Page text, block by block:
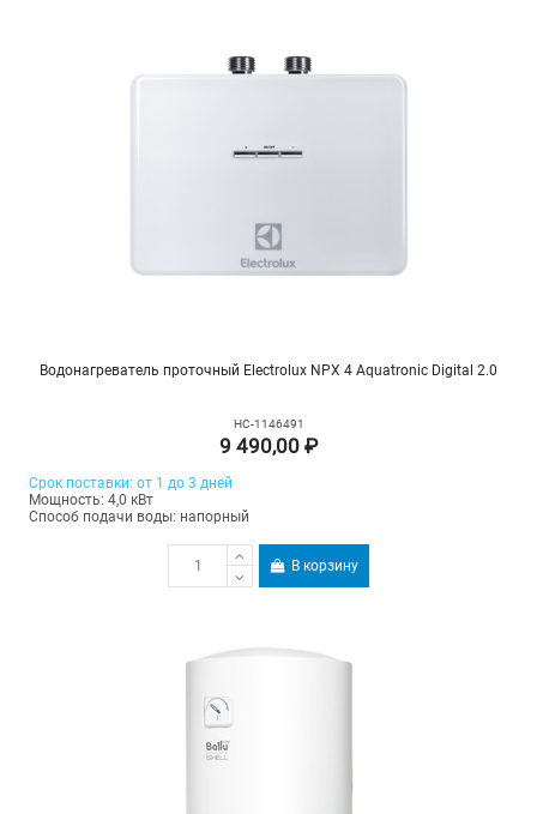
Водонагреватель проточный Electrolux NPX 4 Aquatronic Digital 2.0
НС-1146491
9 490,00 ₽
Срок поставки: от 1 до 3 дней
Мощность: 4,0 кВт
Способ подачи воды: напорный
В корзину